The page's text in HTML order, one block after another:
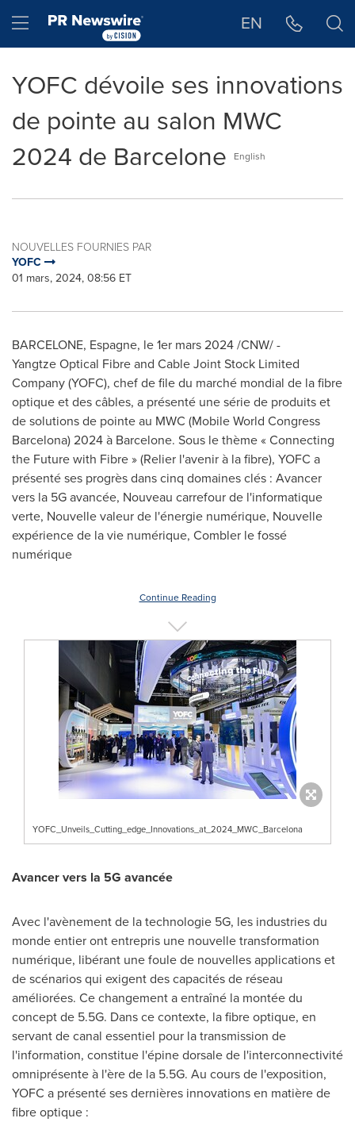
Hamburger menu EN
YOFC dévoile ses innovations
de pointe au salon MWC
2024 de Barcelone
English
NOUVELLES FOURNIES PAR
YOFC
01 mars, 2024, 08:56 ET
BARCELONE, Espagne, le 1er mars 2024/CNW/ -
Yangtze Optical Fibre and Cable Joint Stock Limited
Company (YOFC), chef de file du marché mondial de la fibre
optique et des câbles, a présenté une série de produits et
de solutions de pointe au MWC (Mobile World Congress
Barcelona) 2024 à Barcelone. Sous le thème « Connecting
the Future with Fibre » (Relier l'avenir à la fibre), YOFC a
présenté ses progrès dans cinq domaines clés : Avancer
vers la 5G avancée, Nouveau carrefour de l'informatique
verte, Nouvelle valeur de l'énergie numérique, Nouvelle
expérience de la vie numérique, Combler le fossé
numérique
Continue Reading
YOFC_Unveils_Cutting_edge_Innovations_at_2024_MWC_Barcelona
Avancer vers la 5G avancée
Avec l'avènement de la technologie 5G, les industries du
monde entier ont entrepris une nouvelle transformation
numérique, libérant une foule de nouvelles applications et
de scénarios qui exigent des capacités de réseau
améliorées. Ce changement a entraîné la montée du
concept de 5.5G. Dans ce contexte, la fibre optique, en
servant de canal essentiel pour la transmission de
l'information, constitue l'épine dorsale de l'interconnectivité
omniprésente à l'ère de la 5.5G. Au cours de l'exposition,
YOFC a présenté ses dernières innovations en matière de
fibre optique :